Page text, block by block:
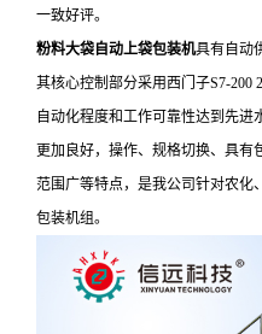
一致好评。
粉料大袋自动上袋包装机具有自动
其核心控制部分采用西门子S7-200
自动化程度和工作可靠性达到先进
更加良好，操作、规格切换、具有
范围广等特点，是我公司针对农化
包装机组。